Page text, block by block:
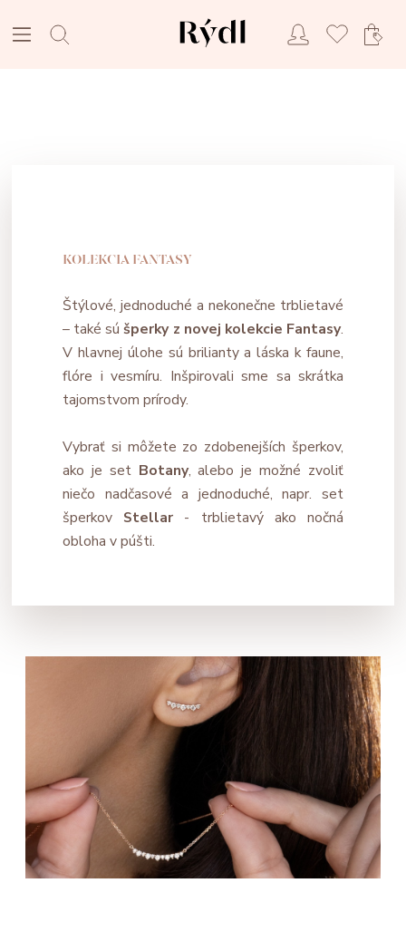
KOLEKCIA FANTASY
Štýlové, jednoduché a nekonečne trblietavé
– také súšperky z novej kolekcie Fantasy.
V hlavnej úlohe sú brilianty a láska k faune,
flóre i vesmíru. Inšpirovali sme sa skrátka
tajomstvom prírody.
Vybrať si môžete zo zdobenejších šperkov,
ako je set Botany, alebo je možné zvoliť
niečo nadčasové a jednoduché, napr. set
šperkov Stellar - trblietavý ako nočná
obloha v púšti.